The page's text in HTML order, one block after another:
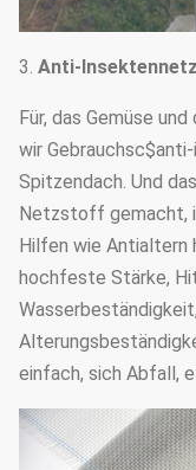
3. Anti-Insektennetz
Für, das Gemüse
wir
Spitzendach. Und
Netzstoff gemacht,
Hilfen wie Antialtern
hochfeste Stärke,
einfach, sich Abfall,